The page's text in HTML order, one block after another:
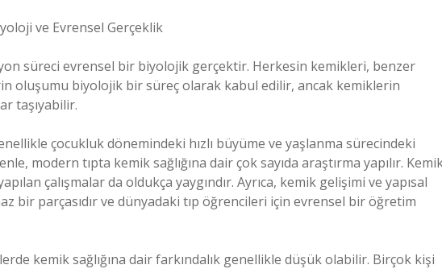
ve Evrensel Gerçeklik
süreci evrensel bir biyolojik gerçektir. Herkesin kemikleri, benzer
oluşumu biyolojik bir süreç olarak kabul edilir, ancak kemiklerin
taşıyabilir.
çocukluk dönemindeki hızlı büyüme ve yaşlanma sürecindeki
modern tıpta kemik sağlığına dair çok sayıda araştırma yapılır.
çalışmalar da oldukça yaygındır. Ayrıca, kemik gelişimi ve yapısal
bir parçasıdır ve dünyadaki tıp öğrencileri için evrensel bir öğretim
kemik sağlığına dair farkındalık genellikle düşük olabilir. Birçok kişi